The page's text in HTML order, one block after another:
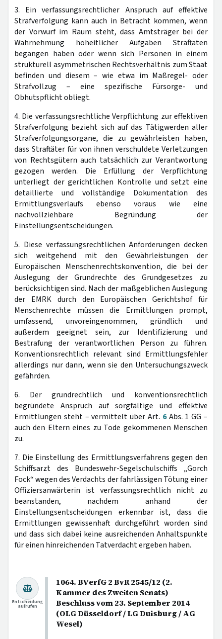
3. Ein verfassungsrechtlicher Anspruch auf effektive
Strafverfolgung kann auch in Betracht kommen, wenn
der Vorwurf im Raum steht, dass Amtsträger bei der
Wahrnehmung hoheitlicher Aufgaben Straftaten
begangen haben oder wenn sich Personen in einem
strukturell asymmetrischen Rechtsverhältnis zum Staat
befinden und diesem – wie etwa im Maßregel- oder
Strafvollzug – eine spezifische Fürsorge- und
Obhutspflicht obliegt.
4. Die verfassungsrechtliche Verpflichtung zur effektiven
Strafverfolgung bezieht sich auf das Tätigwerden aller
Strafverfolgungsorgane, die zu gewährleisten haben,
dass Straftäter für von ihnen verschuldete Verletzungen
von Rechtsgütern auch tatsächlich zur Verantwortung
gezogen werden. Die Erfüllung der Verpflichtung
unterliegt der gerichtlichen Kontrolle und setzt eine
detaillierte und vollständige Dokumentation des
Ermittlungsverlaufs ebenso voraus wie eine
nachvollziehbare Begründung der
Einstellungsentscheidungen.
5. Diese verfassungsrechtlichen Anforderungen decken
sich weitgehend mit den Gewährleistungen der
Europäischen Menschenrechtskonvention, die bei der
Auslegung der Grundrechte des Grundgesetzes zu
berücksichtigen sind. Nach der maßgeblichen Auslegung
der EMRK durch den Europäischen Gerichtshof für
Menschenrechte müssen die Ermittlungen prompt,
umfassend, unvoreingenommen, gründlich und
außerdem geeignet sein, zur Identifizierung und
Bestrafung der verantwortlichen Person zu führen.
Konventionsrechtlich relevant sind Ermittlungsfehler
allerdings nur dann, wenn sie den Untersuchungszweck
gefährden.
6. Der grundrechtlich und konventionsrechtlich
begründete Anspruch auf sorgfältige und effektive
Ermittlungen steht – vermittelt über Art. 6Abs. 1 GG –
auch den Eltern eines zu Tode gekommenen Menschen
zu.
7. Die Einstellung des Ermittlungsverfahrens gegen den
Schiffsarzt des Bundeswehr-Segelschulschiffs „Gorch
Fock“ wegen des Verdachts der fahrlässigen Tötung einer
Offiziersanwärterin ist verfassungsrechtlich nicht zu
beanstanden, nachdem anhand der
Einstellungsentscheidungen erkennbar ist, dass die
Ermittlungen gewissenhaft durchgeführt worden sind
und dass sich dabei keine ausreichenden Anhaltspunkte
für einen hinreichenden Tatverdacht ergeben haben.
1064. BVerfG 2 BvR 2545/12 (2.
Kammer des Zweiten Senats) –
Beschluss vom 23. September 2014
(OLG Düsseldorf / LG Duisburg / AG
Wesel)
Entscheidung
aufrufen